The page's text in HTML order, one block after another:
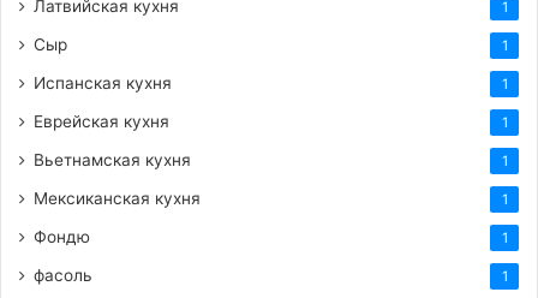
Латвийская кухня 1
Сыр 1
Испанская кухня 1
Еврейская кухня 1
Вьетнамская кухня 1
Мексиканская кухня 1
Фондю 1
фасоль 1